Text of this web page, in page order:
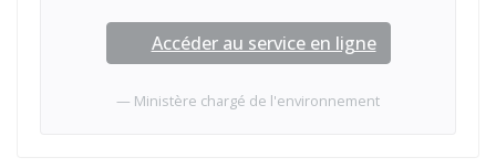
Accéder au service en ligne
Ministère chargé de l'environnement